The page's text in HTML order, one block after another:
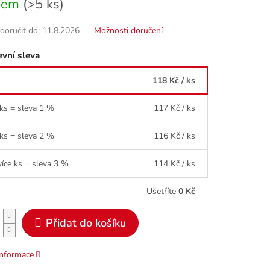
(>5 ks)
do: 11.8.2026 Možnosti doručení
sleva
118 Kč / ks
= sleva 1 % 117 Kč / ks
= sleva 2 % 116 Kč / ks
ks = sleva 3 % 114 Kč / ks
Ušetříte 0 Kč
Přidat do košíku